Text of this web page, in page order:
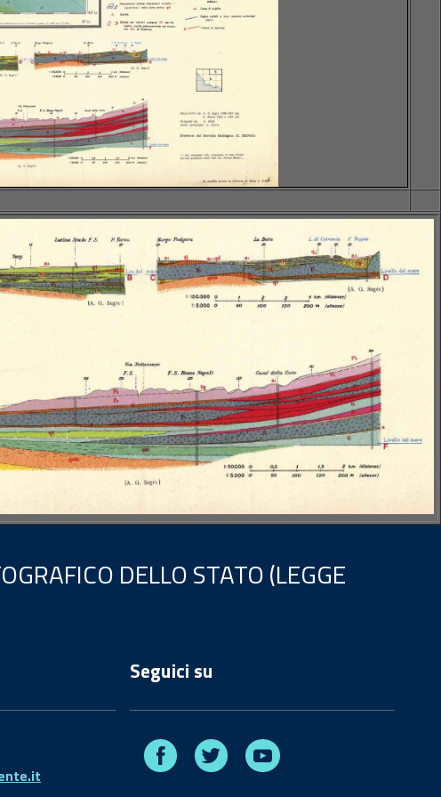
DELLO STATO (LEGGE
Seguici su
Facebook Twitter